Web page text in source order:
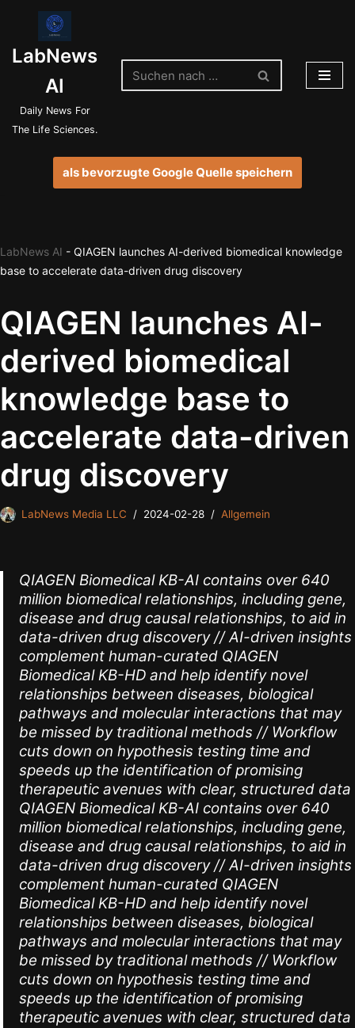
Inhalt
springen
LabNews
AI
Daily News For
The Life Sciences.
als bevorzugte Google Quelle speichern
LabNews AI - QIAGEN launches AI-derived biomedical knowledge
base to accelerate data-driven drug discovery
QIAGEN launches AI-
derived biomedical
knowledge base to
accelerate data-driven
drug discovery
LabNews Media LLC 2024-02-28 Allgemein
QIAGEN Biomedical KB-AI contains over 640
million biomedical relationships, including gene,
disease and drug causal relationships, to aid in
data-driven drug discovery // AI-driven insights
complement human-curated QIAGEN
Biomedical KB-HD and help identify novel
relationships between diseases, biological
pathways and molecular interactions that may
be missed by traditional methods // Workflow
cuts down on hypothesis testing time and
speeds up the identification of promising
therapeutic avenues with clear, structured data
QIAGEN Biomedical KB-AI contains over 640
million biomedical relationships, including gene,
disease and drug causal relationships, to aid in
data-driven drug discovery // AI-driven insights
complement human-curated QIAGEN
Biomedical KB-HD and help identify novel
relationships between diseases, biological
pathways and molecular interactions that may
be missed by traditional methods // Workflow
cuts down on hypothesis testing time and
speeds up the identification of promising
therapeutic avenues with clear, structured data